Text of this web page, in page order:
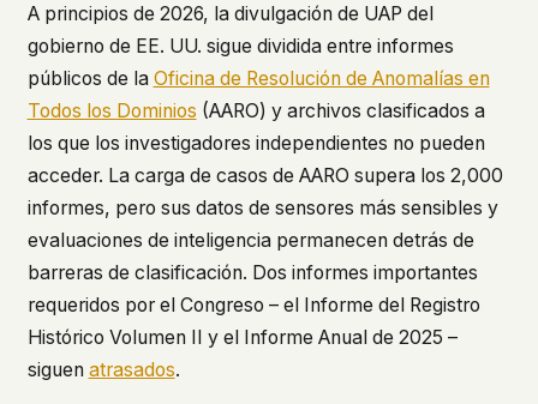
A principios de 2026, la divulgación de UAP del
gobierno de EE. UU. sigue dividida entre informes
públicos de la Oficina de Resolución de Anomalías en
Todos los Dominios (AARO) y archivos clasificados a
los que los investigadores independientes no pueden
acceder. La carga de casos de AARO supera los 2,000
informes, pero sus datos de sensores más sensibles y
evaluaciones de inteligencia permanecen detrás de
barreras de clasificación. Dos informes importantes
requeridos por el Congreso – el Informe del Registro
Histórico Volumen II y el Informe Anual de 2025 –
siguen atrasados.